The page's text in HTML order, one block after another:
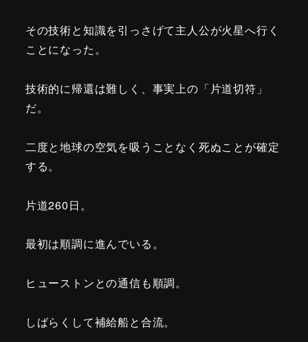
その技術と知識を引っさげて主人公が火星へ行く
ことになった。
技術的に帰還は難しく、事実上の「片道切符」
だ。
二度と地球の空気を吸うことなく死ぬことが確定
する。
片道260日。
最初は順調に進んでいる。
ヒューストンとの通信も順調。
しばらくして補給船と合流。